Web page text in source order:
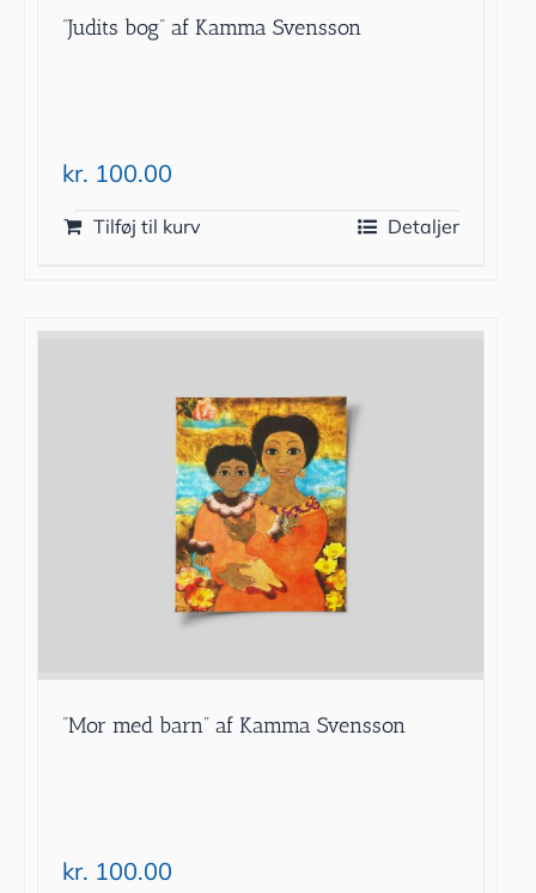
”Judits bog” af Kamma Svensson
kr. 100.00
Tilføj til kurv Detaljer
”Mor med barn” af Kamma Svensson
kr. 100.00